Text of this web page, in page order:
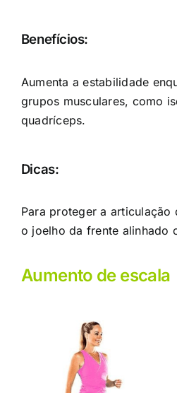
Benefícios:
Aumenta a estabilidade
grupos musculares, como
quadríceps.
Dicas:
Para proteger a articulação
o joelho da frente alinhado
Aumento de escala